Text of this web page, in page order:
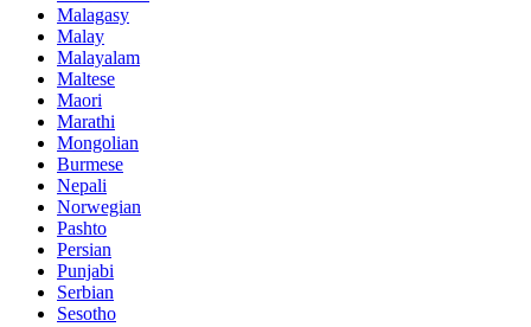
Malagasy
Malay
Malayalam
Maltese
Maori
Marathi
Mongolian
Burmese
Nepali
Norwegian
Pashto
Persian
Punjabi
Serbian
Sesotho